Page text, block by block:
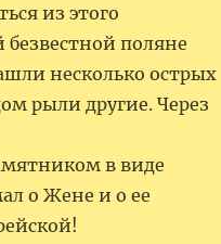
из этого
безвестной поляне
несколько острых
рыли другие. Через
в виде
о Жене и о ее
еврейской!